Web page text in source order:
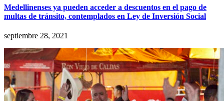
Medellinenses ya pueden acceder a descuentos en el pago de
multas de tránsito, contemplados en Ley de Inversión Social
septiembre 28, 2021